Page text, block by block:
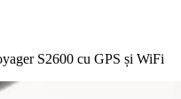
S2600 cu GPS și WiFi